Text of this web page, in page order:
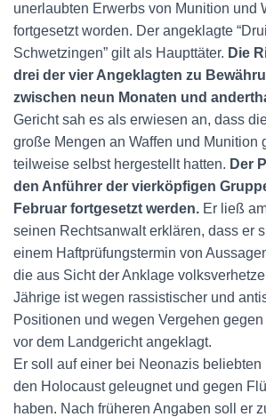
unerlaubten Erwerbs von Munition und
fortgesetzt worden. Der angeklagte
Schwetzingen” gilt als Haupttäter. Die
drei der vier Angeklagten zu
zwischen neun Monaten und
Gericht sah es als erwiesen an, dass
große Mengen an Waffen und Munition
teilweise selbst hergestellt hatten. Der
den Anführer der vierköpfigen
Februar fortgesetzt werden. Er ließ
seinen Rechtsanwalt erklären, dass er
einem Haftprüfungstermin von
die aus Sicht der Anklage
Jährige ist wegen rassistischer und
Positionen und wegen Vergehen
vor dem Landgericht angeklagt.
Er soll auf einer bei Neonazis beliebten
den Holocaust geleugnet und gegen
haben. Nach früheren Angaben soll er